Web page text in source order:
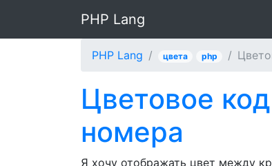
PHP Lang
PHP Lang цвета php
Цветовое
номера
Я хочу отображать цвет между